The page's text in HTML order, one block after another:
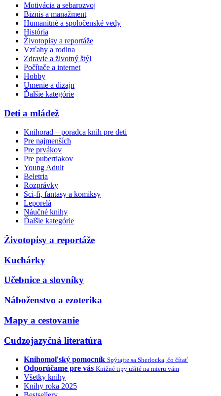
Motivácia a sebarozvoj
Biznis a manažment
Humanitné a spoločenské vedy
História
Životopisy a reportáže
Vzťahy a rodina
Zdravie a životný štýl
Počítače a internet
Hobby
Umenie a dizajn
Ďalšie kategórie
Deti a mládež
Knihorad – poradca kníh pre deti
Pre najmenších
Pre prvákov
Pre pubertiakov
Young Adult
Beletria
Rozprávky
Sci-fi, fantasy a komiksy
Leporelá
Náučné knihy
Ďalšie kategórie
Životopisy a reportáže
Kuchárky
Učebnice a slovníky
Náboženstvo a ezoterika
Mapy a cestovanie
Cudzojazyčná literatúra
Knihomoľský pomocník Spýtajte sa Sherlocka, čo čítať
Odporúčame pre vás Knižné tipy ušité na mieru vám
Všetky knihy
Knihy roka 2025